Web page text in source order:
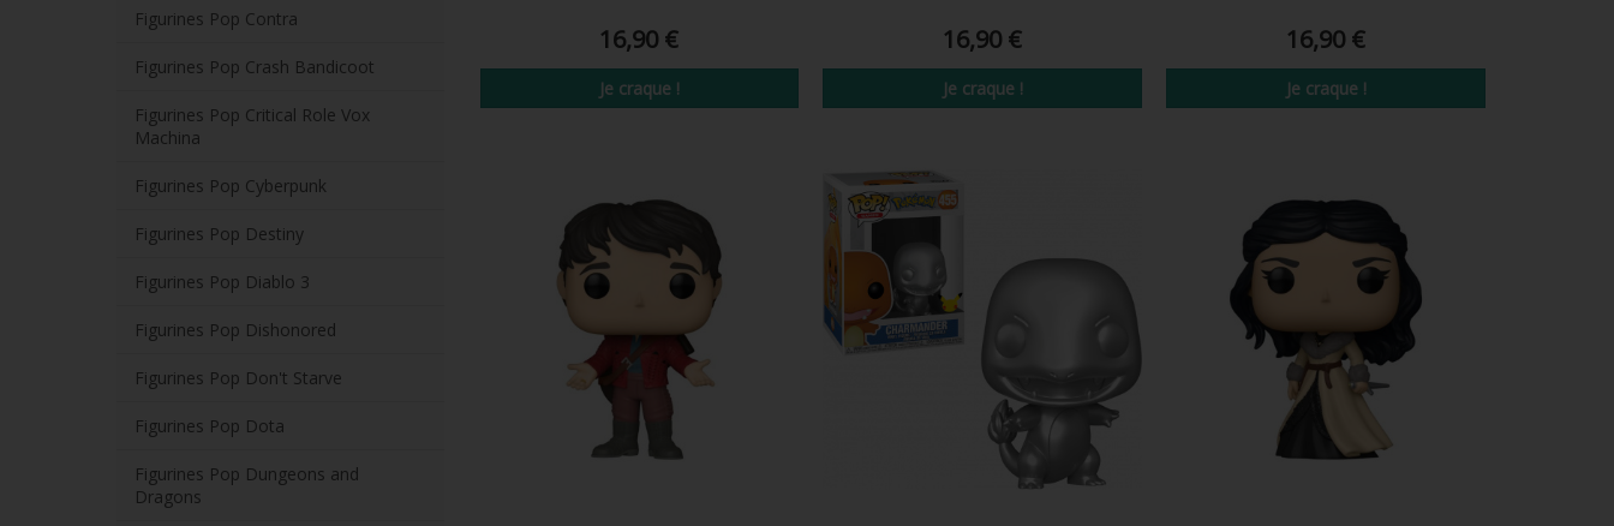
Figurines Pop Contra
Figurines Pop Crash Bandicoot
Figurines Pop Critical Role Vox
Machina
Figurines Pop Cyberpunk
Figurines Pop Destiny
Figurines Pop Diablo 3
Figurines Pop Dishonored
Figurines Pop Don't Starve
Figurines Pop Dota
Figurines Pop Dungeons and
Dragons
16,90 €
Je craque !
16,90 €
Je craque !
16,90 €
Je craque !